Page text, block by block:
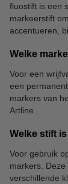
fluostift is een
markeerstift
accentueren,
Welke
Voor een
een
markers van
Artline.
Welke stift
Voor gebruik
markers.
verschillende